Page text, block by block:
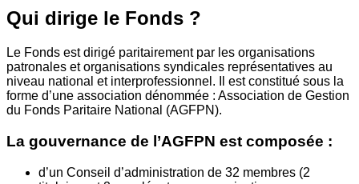
Qui dirige le Fonds ?
Le Fonds est dirigé paritairement par les organisations
patronales et organisations syndicales représentatives au
niveau national et interprofessionnel. Il est constitué sous la
forme d’une association dénommée : Association de Gestion
du Fonds Paritaire National (AGFPN).
La gouvernance de l’AGFPN est composée :
d’un Conseil d’administration de 32 membres (2